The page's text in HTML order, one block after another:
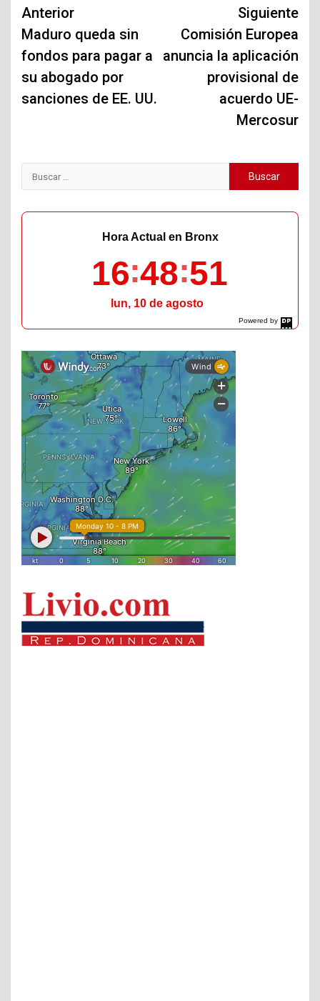
Navegación
de
entradas
Anterior
Maduro queda sin
fondos para pagar a
su abogado por
sanciones de EE. UU.
Siguiente
Comisión Europea
anuncia la aplicación
provisional de
acuerdo UE-
Mercosur
Buscar:
Powered by
DaysPedia.com
Hora Actual en Bronx
16 48 52
lun, 10 de agosto